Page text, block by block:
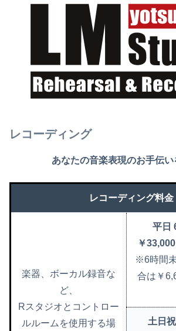
レコーディング
あなたの音楽表現のお手伝
レコーディング料金
楽器、ボーカル録音な
ど、
Rスタジオとコントロー
ルルームを使用する場
平日
￥33,000
※6時間
合は￥
土日